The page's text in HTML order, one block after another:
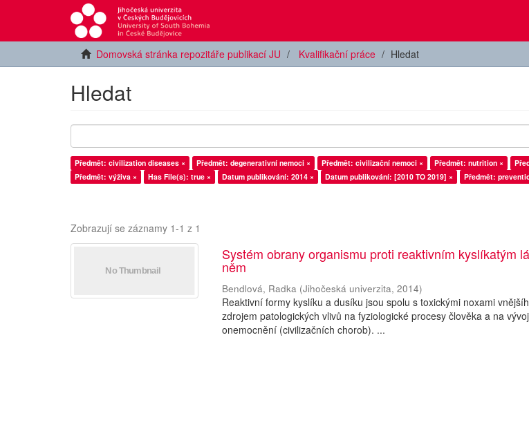
Domovská stránka repozitáře publikací JU Kvalifikační práce Hledat
Hledat
Předmět: civilization diseases × Předmět: degenerativní nemoci × Předmět: civilizační nemoci × Předmět: nutrition ×
Předmět: výživa ×
Has File(s): true × Datum publikování: 2014 × Datum publikování: [2010 TO 2019] × Předmět:
Zobrazují se záznamy 1-1 z 1
Systém obrany organismu proti reaktivním kyslíkatým
něm
Bendlová, Radka (Jihočeská univerzita,2014)
Reaktivní formy kyslíku a dusíku jsou spolu s toxickými noxami
zdrojem patologických vlivů na fyziologické procesy člověka a na
onemocnění (civilizačních chorob). ...